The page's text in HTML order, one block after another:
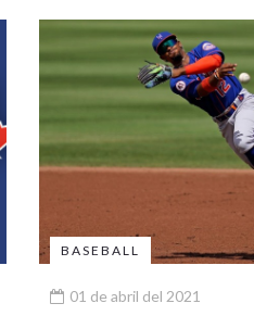
BASEBALL
01 de abril del 2021